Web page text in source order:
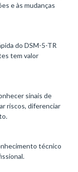
e às mudanças
do DSM-5-TR
tem valor
sinais de
riscos, diferenciar
técnico